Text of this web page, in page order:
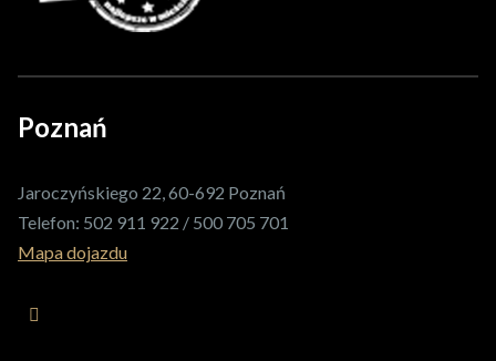
Poznań
Jaroczyńskiego 22, 60-692 Poznań
Telefon: 502 911 922 / 500 705 701
Mapa dojazdu